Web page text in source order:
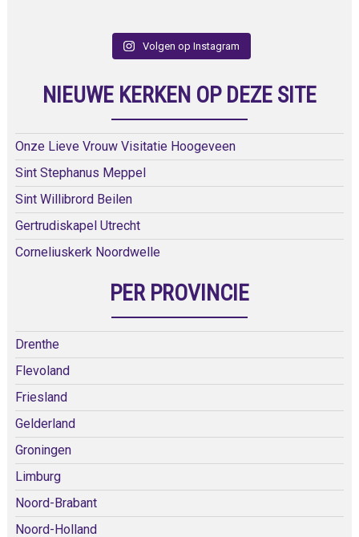
Volgen op Instagram
NIEUWE KERKEN OP DEZE SITE
Onze Lieve Vrouw Visitatie Hoogeveen
Sint Stephanus Meppel
Sint Willibrord Beilen
Gertrudiskapel Utrecht
Corneliuskerk Noordwelle
PER PROVINCIE
Drenthe
Flevoland
Friesland
Gelderland
Groningen
Limburg
Noord-Brabant
Noord-Holland